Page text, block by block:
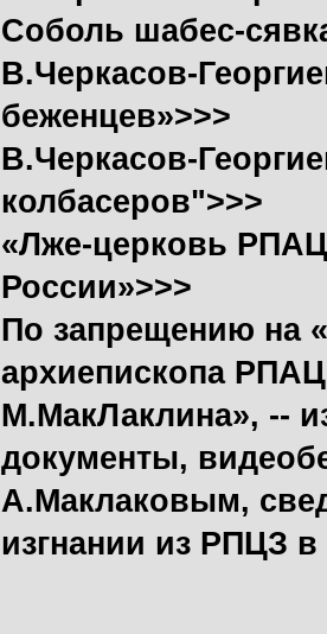
Соболь шабес-
В.Черкасов-
беженцев»>>>
В.Черкасов-
колбасеров">>>
«Лже-церковь
России»>>>
По запрещению на
архиепископа
М.МакЛаклина», --
документы,
А.Маклаковым,
изгнании из РПЦЗ в